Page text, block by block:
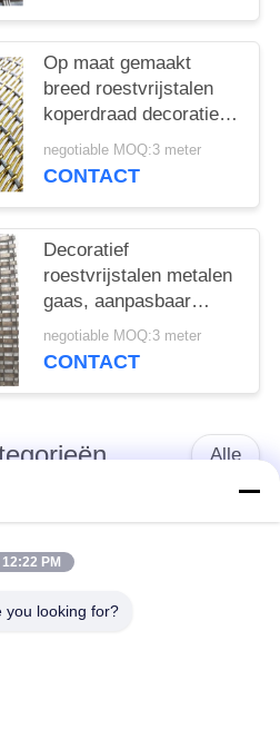
gaas
Op maat gemaakt
breed roestvrijstalen
koperdraad decoratief
metalen gaas voor het
bouwen van
negotiable MOQ:3 meter
CONTACT
Decoratief
roestvrijstalen metalen
gaas, aanpasbaar
hotel, winkelcentrum
en decoratiematerialen
negotiable MOQ:3 meter
CONTACT
Alle
netwerkriem
12:22 PM
you looking for?